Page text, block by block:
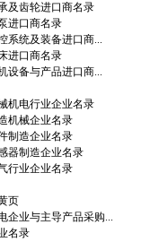
及齿轮进口商名录
进口商名录
系统及装备进口商...
进口商名录
设备与产品进口商...
机电行业企业名录
机械企业名录
制造企业名录
器制造企业名录
行业企业名录
页
企业与主导产品采购...
名录